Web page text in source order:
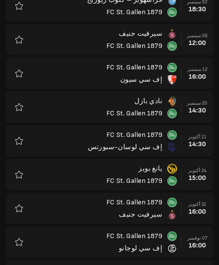
02 سبتمبر
18:30
FC St. Gallen 1879
06 سبتمبر
12:00
سيرفيت جنيف
FC St. Gallen 1879
12 سبتمبر
16:00
FC St. Gallen 1879
إف سي سيون
20 سبتمبر
14:30
نادي بازل
FC St. Gallen 1879
11 أكتوبر
14:30
FC St. Gallen 1879
إف سي لوسان-سبورتس
24 أكتوبر
15:00
يانغ بويز
FC St. Gallen 1879
31 أكتوبر
16:00
FC St. Gallen 1879
سيرفيت جنيف
07 نوفمبر
16:00
FC St. Gallen 1879
إف سي لوجانو